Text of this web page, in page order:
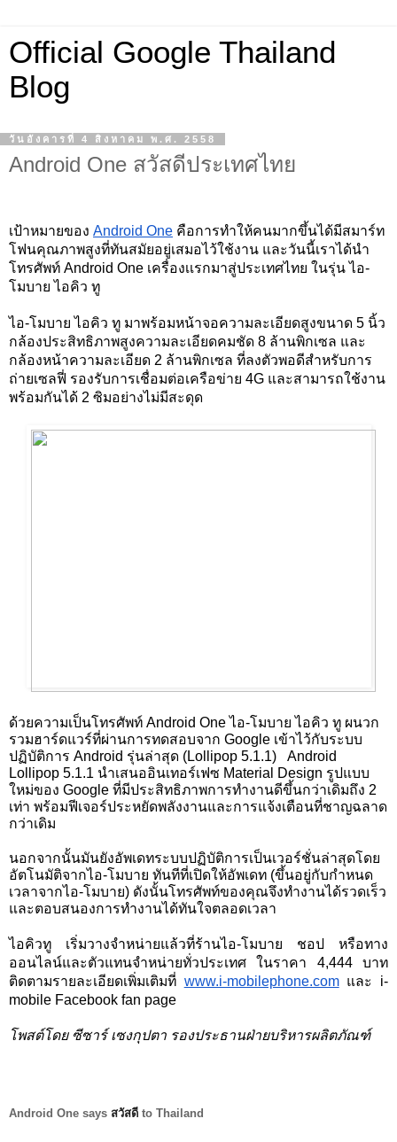
Official Google Thailand
Blog
วันอังคารที่ 4 สิงหาคม พ.ศ. 2558
Android One สวัสดีประเทศไทย
เป้าหมายของ Android One คือการทำให้คนมากขึ้นได้มีสมาร์ท
โฟนคุณภาพสูงที่ทันสมัยอยู่เสมอไว้ใช้งาน และวันนี้เราได้นำ
โทรศัพท์ Android One เครื่องเเรกมาสู่ประเทศไทย ในรุ่น ไอ-
โมบาย ไอคิว ทู
ไอ-โมบาย ไอคิว ทู มาพร้อมหน้าจอความละเอียดสูงขนาด 5 นิ้ว
กล้องประสิทธิภาพสูงความละเอียดคมชัด 8 ล้านพิกเซล และ
กล้องหน้าความละเอียด 2 ล้านพิกเซล ที่ลงตัวพอดีสำหรับการ
ถ่ายเซลฟี่ รองรับการเชื่อมต่อเครือข่าย 4G และสามารถใช้งาน
พร้อมกันได้ 2 ซิมอย่างไม่มีสะดุด
ด้วยความเป็นโทรศัพท์ Android One ไอ-โมบาย ไอคิว ทู ผนวก
รวมฮาร์ดแวร์ที่ผ่านการทดสอบจาก Google เข้าไว้กับระบบ
ปฏิบัติการ Android รุ่นล่าสุด (Lollipop 5.1.1)   Android
Lollipop 5.1.1 นำเสนออินเทอร์เฟซ Material Design รูปแบบ
ใหม่ของ Google ที่มีประสิทธิภาพการทำงานดีขึ้นกว่าเดิมถึง 2
เท่า พร้อมฟีเจอร์ประหยัดพลังงานและการแจ้งเตือนที่ชาญฉลาด
กว่าเดิม
นอกจากนั้นมันยังอัพเดทระบบปฏิบัติการเป็นเวอร์ชั่นล่าสุดโดย
อัตโนมัติจากไอ-โมบาย ทันทีที่เปิดให้อัพเดท (ขึ้นอยู่กับกำหนด
เวลาจากไอ-โมบาย) ดังนั้นโทรศัพท์ของคุณจึงทำงานได้รวดเร็ว
และตอบสนองการทำงานได้ทันใจตลอดเวลา
ไอคิวทู เริ่มวางจำหน่ายแล้วที่ร้านไอ-โมบาย ชอป หรือทาง
ออนไลน์และตัวแทนจำหน่ายทั่วประเทศ ในราคา 4,444 บาท
ติดตามรายละเอียดเพิ่มเติมที่ www.i-mobilephone.com และ i-
mobile Facebook fan page
โพสต์โดย ซีซาร์ เซงกุปตา รองประธานฝ่ายบริหารผลิตภัณฑ์
Android One says สวัสดี to Thailand